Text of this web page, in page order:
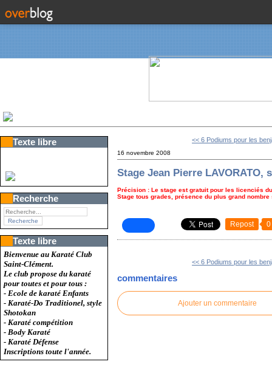
Texte libre
Recherche
Texte libre
Bienvenue au Karaté Club
Saint-Clément.
Le club propose du karaté
pour toutes et pour tous :
- Ecole de karaté Enfants
- Karaté-Do Traditionel, style
Shotokan
- Karaté compétition
- Body Karaté
- Karaté Défense
Inscriptions toute l'année.
<< 6 Podiums pour les
16 novembre 2008
Stage Jean Pierre LAVORATO,
Précision : Le stage est gratuit pour les licenciés
Stage tous grades, présence du plus grand nombre
Repost 0
<< 6 Podiums pour les
commentaires
Ajouter un commentaire